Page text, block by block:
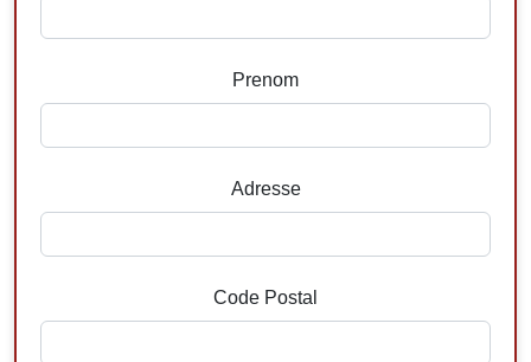
Prenom
Adresse
Code Postal